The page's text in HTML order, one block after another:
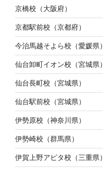
京橋校（大阪府）
京都駅前校（京都府）
今治馬越そよら校（愛媛県）
仙台卸町イオン校（宮城県）
仙台長町校（宮城県）
仙台駅前校（宮城県）
伊勢原校（神奈川県）
伊勢崎校（群馬県）
伊賀上野アピタ校（三重県）